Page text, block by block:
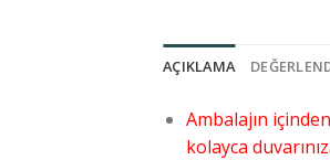
AÇIKLAMA
Ambalajın
kolayca